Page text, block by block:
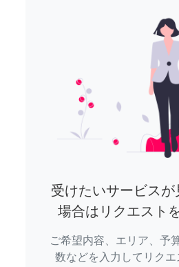
受けたいサービス
場合はリクエスト
ご希望内容、エリア、予
数などを入力してリクエ